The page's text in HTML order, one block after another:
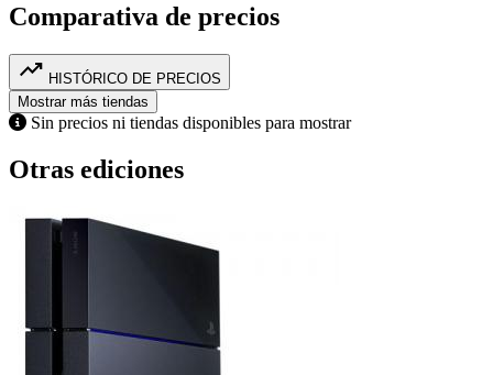
Comparativa de precios
trending_up HISTÓRICO DE PRECIOS
Mostrar más tiendas
Sin precios ni tiendas disponibles para mostrar
Otras ediciones